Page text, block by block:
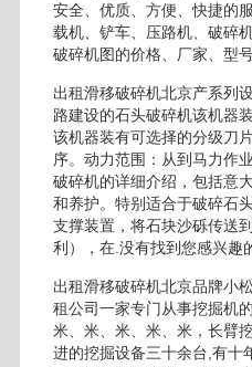
安全、优质、方便、快捷的
载机、铲车、压路机、破碎
破碎机图的价格、厂家、型
出租滑移破碎机北京产系列
路建设的石头破碎机该机器
该机器装有可选择的分级刀
序。动力范围：从到马力作
破碎机的详细介绍，包括意
和养护。特别适合于破碎石
支撑装置，将石块沙砾传送
利），在.没有找到您感兴趣
出租滑移破碎机北京品牌小
租公司一家专门从事挖掘机
米、米、米、米、米，长臂
进的挖掘设备三十余台,有十